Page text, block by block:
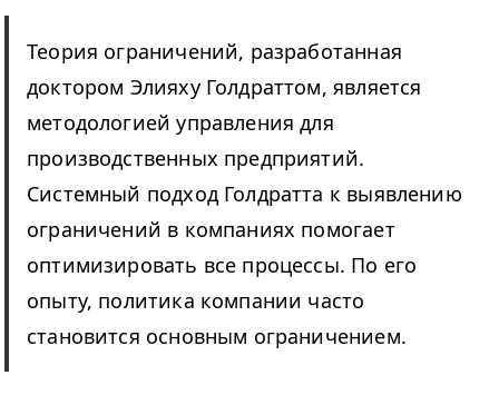
Теория ограничений, разработанная
доктором Элияху Голдраттом, является
методологией управления для
производственных предприятий.
Системный подход Голдратта к выявлению
ограничений в компаниях помогает
оптимизировать все процессы. По его
опыту, политика компании часто
становится основным ограничением.